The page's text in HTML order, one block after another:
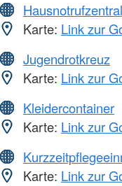
Karte: Link zur
Jugendrotkreuz
Karte: Link zur
Kleidercontainer
Karte: Link zur
Karte: Link zur